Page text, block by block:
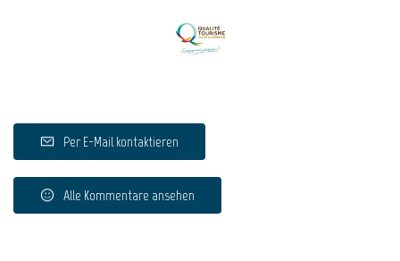
Per E-Mail kontaktieren
Alle Kommentare ansehen